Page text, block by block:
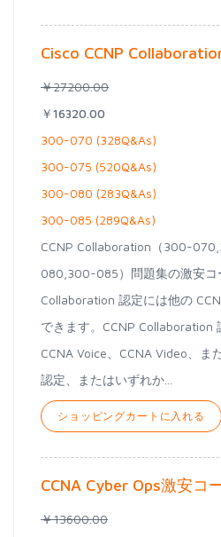
Cisco CCNP
￥27200.00
￥16320.00
300-070 (328Q&As)
300-075 (520Q&As)
300-080 (283Q&As)
300-085 (289Q&As)
CCNP Collaboration（300-
080,300-085）問題集の激安コ
Collaboration 認定には他の
できます。CCNP Collaboration
CCNA Voice、CCNA Video、ま
認定、またはいずれか...
ショッピングカートに入れる
CCNA Cyber Ops激安コ
￥13600.00